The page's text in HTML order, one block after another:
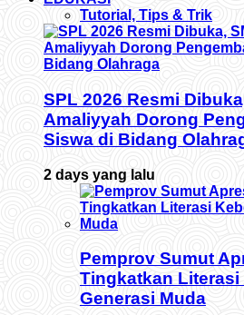
Tutorial, Tips & Trik
SPL 2026 Resmi
Amaliyyah Dorong
Siswa di Bidang
2 days yang lalu
Pemprov Sumut
Tingkatkan Literasi
Generasi Muda